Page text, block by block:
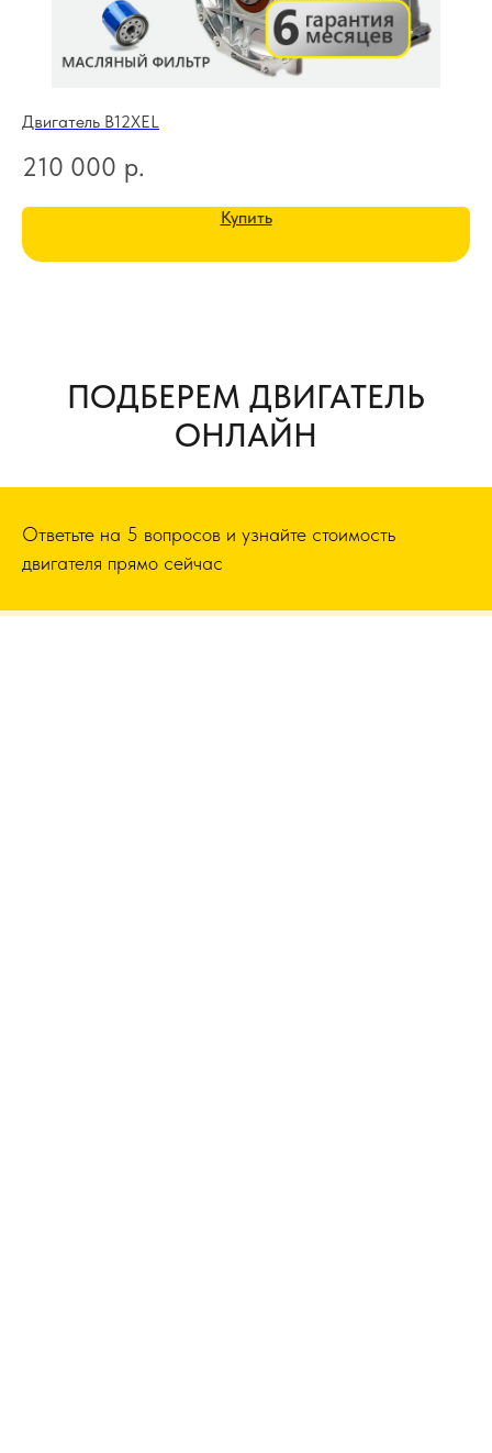
Двигатель B12XEL
210 000 р.
Купить
ПОДБЕРЕМ ДВИГАТЕЛЬ
ОНЛАЙН
Ответьте на 5 вопросов и узнайте стоимость
двигателя прямо сейчас